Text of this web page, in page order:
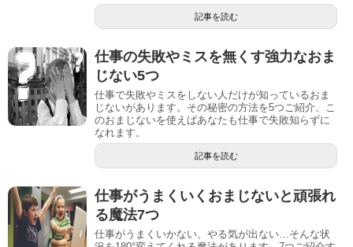
記事を読む
仕事の失敗やミスを無くす強力なおま
じない5つ
仕事で失敗やミスをしない人だけが知っているおま
じないがあります。その秘密の方法を5つご紹介、こ
のおまじないを使えばあなたも仕事で失敗知らずに
なれます。
記事を読む
仕事がうまくいくおまじないと頑張れ
る魔法7つ
仕事がうまくいかない、やる気が出ない…そんな状